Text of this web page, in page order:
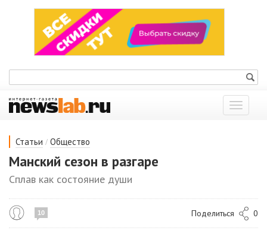
Показать
меню
Статьи / Общество
Манский сезон в разгаре
Сплав как состояние души
10 Поделиться 0